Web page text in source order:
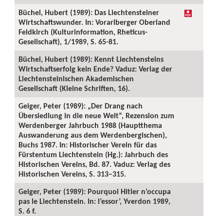
Büchel, Hubert (1989): Das Liechtensteiner
Wirtschaftswunder. In: Vorarlberger Oberland
Feldkirch (Kulturinformation, Rheticus-
Gesellschaft), 1/1989, S. 65-81.
Büchel, Hubert (1989): Kennt Liechtensteins
Wirtschaftserfolg kein Ende? Vaduz: Verlag der
Liechtensteinischen Akademischen
Gesellschaft (Kleine Schriften, 16).
Geiger, Peter (1989): „Der Drang nach
Übersiedlung in die neue Welt“, Rezension zum
Werdenberger Jahrbuch 1988 (Hauptthema
Auswanderung aus dem Werdenbergischen),
Buchs 1987. In: Historischer Verein für das
Fürstentum Liechtenstein (Hg.): Jahrbuch des
Historischen Vereins, Bd. 87. Vaduz: Verlag des
Historischen Vereins, S. 313–315.
Geiger, Peter (1989): Pourquoi Hitler n’occupa
pas le Liechtenstein. In: l’essor’, Yverdon 1989,
S. 6 f.